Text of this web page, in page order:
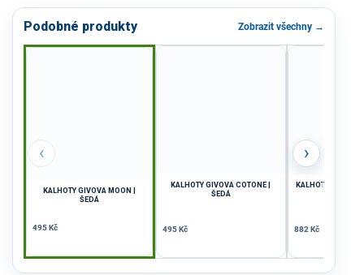
Podobné produkty Zobrazit všechny →
‹
KALHOTY GIVOVA MOON |
ŠEDÁ
495 Kč
KALHOTY GIVOVA COTONE |
ŠEDÁ
495 Kč
KALHOTY GIVOVA
882 Kč
›